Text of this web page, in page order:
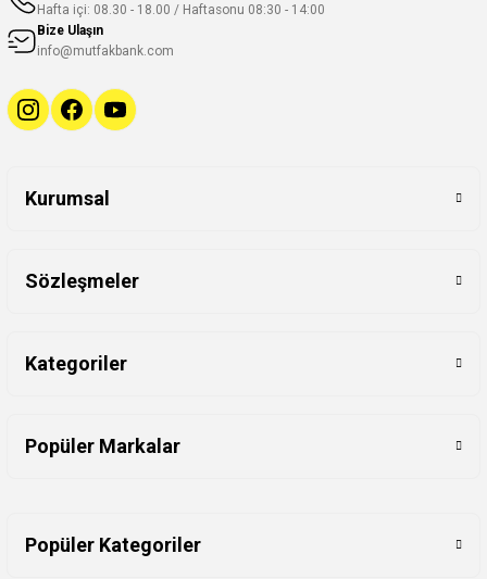
Hafta içi: 08.30 - 18.00 / Haftasonu 08:30 - 14:00
Bize Ulaşın
info@mutfakbank.com
Kurumsal
Sözleşmeler
Kategoriler
Popüler Markalar
Popüler Kategoriler